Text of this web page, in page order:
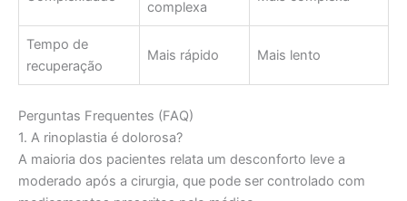
complexa
Tempo de
recuperação
Mais rápido Mais lento
Perguntas Frequentes (FAQ)
1. A rinoplastia é dolorosa?
A maioria dos pacientes relata um desconforto leve a
moderado após a cirurgia, que pode ser controlado com